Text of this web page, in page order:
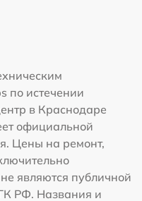
по истечении
в Краснодаре
официальной
Цены на ремонт,
являются публичной
РФ. Названия и